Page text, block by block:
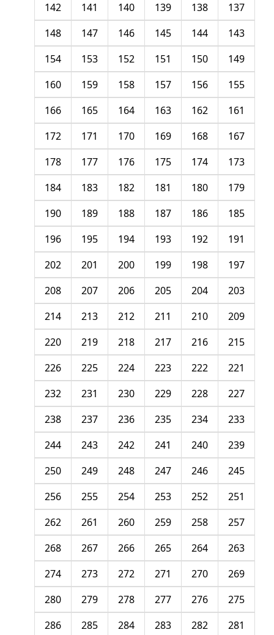
137
138
139
140
141
142
143
144
145
146
147
148
149
150
151
152
153
154
155
156
157
158
159
160
161
162
163
164
165
166
167
168
169
170
171
172
173
174
175
176
177
178
179
180
181
182
183
184
185
186
187
188
189
190
191
192
193
194
195
196
197
198
199
200
201
202
203
204
205
206
207
208
209
210
211
212
213
214
215
216
217
218
219
220
221
222
223
224
225
226
227
228
229
230
231
232
233
234
235
236
237
238
239
240
241
242
243
244
245
246
247
248
249
250
251
252
253
254
255
256
257
258
259
260
261
262
263
264
265
266
267
268
269
270
271
272
273
274
275
276
277
278
279
280
281
282
283
284
285
286